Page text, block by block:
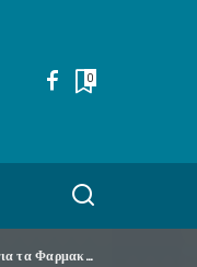
0
του ΕΟΠΥΥ